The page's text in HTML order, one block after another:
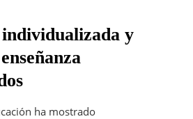
y
ha mostrado